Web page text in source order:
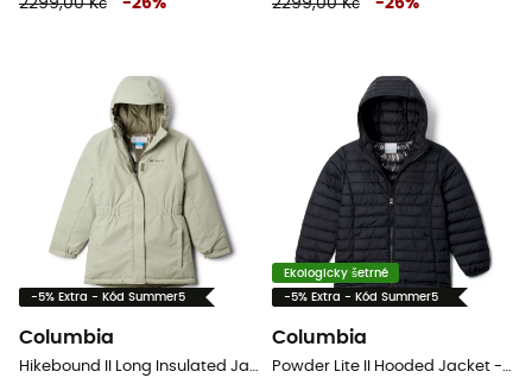
2299,00 Kč
-26%
2299,00 Kč
-26%
-5% Extra - Kód Summer5
Columbia
Hikebound II Long Insulated Jacket - Dětská nepromokavá bunda
Ekologicky šetrné
-5% Extra - Kód Summer5
Columbia
Powder Lite II Hooded Jacket - Dětská péřova